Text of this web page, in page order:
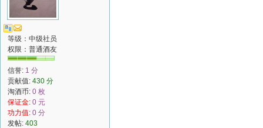
等级：中级社员
权限： 普通酒友
信誉: 1 分
贡献值: 430 分
淘酒币: 0 枚
保证金: 0 元
功力值: 0 分
发帖: 403